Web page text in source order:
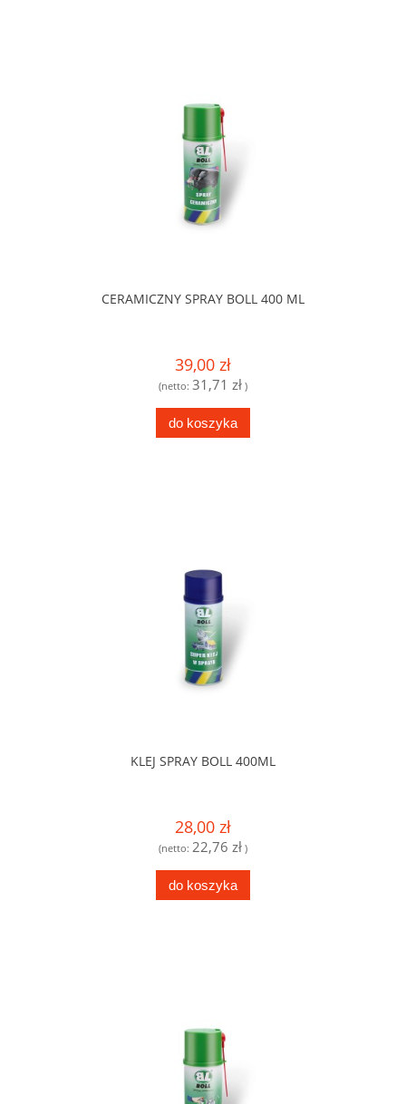
CERAMICZNY SPRAY BOLL 400 ML
39,00 zł
(netto: 31,71 zł )
do koszyka
KLEJ SPRAY BOLL 400ML
28,00 zł
(netto: 22,76 zł )
do koszyka